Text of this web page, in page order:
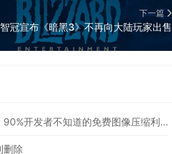
下一篇
冠宣布《暗黑3》不再向大陆玩家出售
图小小 Pic Smaller 自建在线图片压缩工具（碾压TinyPNG！90%开发者不知道的免费图像压缩利器）
删除